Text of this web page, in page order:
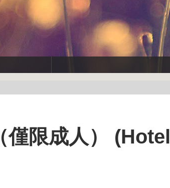
僅限成人） (Hotel